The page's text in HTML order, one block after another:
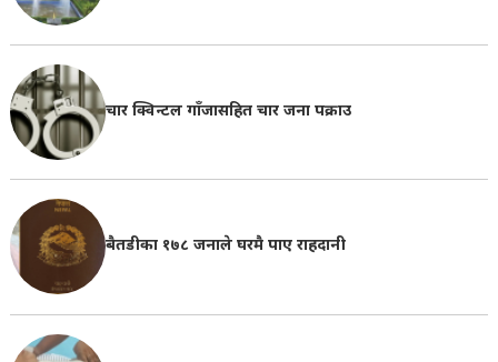
चार क्विन्टल गाँजासहित चार जना पक्राउ
बैतडीका १७८ जनाले घरमै पाए राहदानी